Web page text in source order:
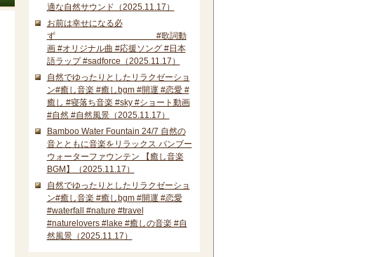
適な自然サウンド（2025.11.17）
お前は幸せになる必
ず #歌詞動
画 #オリジナル曲 #応援ソング #日本
語ラップ #sadforce（2025.11.17）
自然でゆったりとしたリラクゼーショ
ン#癒し音楽 #癒しbgm #開運 #恋愛 #
癒し #寝落ち音楽 #sky #ショート動画
#自然 #自然風景（2025.11.17）
Bamboo Water Fountain 24/7 自然の
音とともに音楽をリラックス バンブー
ウォーターファウンテン 【癒し音楽
BGM】（2025.11.17）
自然でゆったりとしたリラクゼーショ
ン#癒し音楽 #癒しbgm #開運 #恋愛
#waterfall #nature #travel
#naturelovers #lake #癒しの音楽 #自
然風景（2025.11.17）